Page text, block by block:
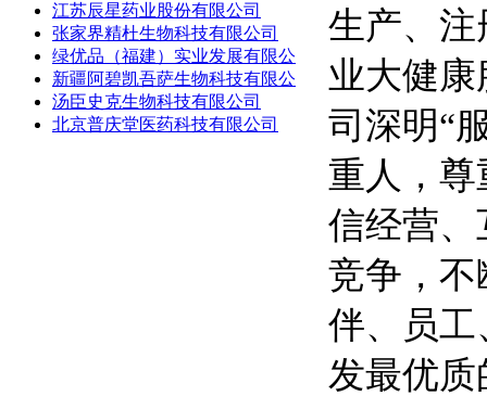
江苏辰星药业股份有限公司
张家界精杜生物科技有限公司
绿优品（福建）实业发展有限公
新疆阿碧凯吾萨生物科技有限公
汤臣史克生物科技有限公司
北京普庆堂医药科技有限公司
生产、注
业大健
司深明“
重人，尊
信经营、
竞争，不
伴、员工
发最优